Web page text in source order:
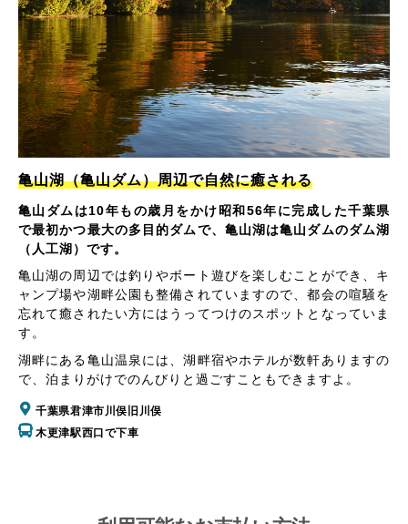
亀山湖（亀山ダム）周辺で自然に癒される
亀山ダムは10年もの歳月をかけ昭和56年に完成した千葉県
で最初かつ最大の多目的ダムで、亀山湖は亀山ダムのダム湖
（人工湖）です。
亀山湖の周辺では釣りやボート遊びを楽しむことができ、キ
ャンプ場や湖畔公園も整備されていますので、都会の喧騒を
忘れて癒されたい方にはうってつけのスポットとなっていま
す。
湖畔にある亀山温泉には、湖畔宿やホテルが数軒ありますの
で、泊まりがけでのんびりと過ごすこともできますよ。
千葉県君津市川俣旧川俣
木更津駅西口で下車